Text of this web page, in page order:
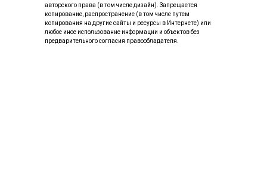
авторского права (в том числе дизайн). Запрещается
копирование, распространение (в том числе путем
копирования на другие сайты и ресурсы в Интернете) или
любое иное использование информации и объектов без
предварительного согласия правообладателя.